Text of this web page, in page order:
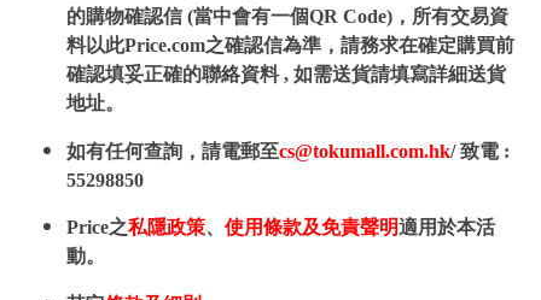
的購物確認信 (當中會有一個QR Code)，所有交易資
料以此Price.com之確認信為準，請務求在確定購買前
確認填妥正確的聯絡資料 , 如需送貨請填寫詳細送貨
地址。
如有任何查詢，請電郵至cs@tokumall.com.hk/ 致電 :
55298850
Price之私隱政策、 使用條款及免責聲明適用於本活
動。